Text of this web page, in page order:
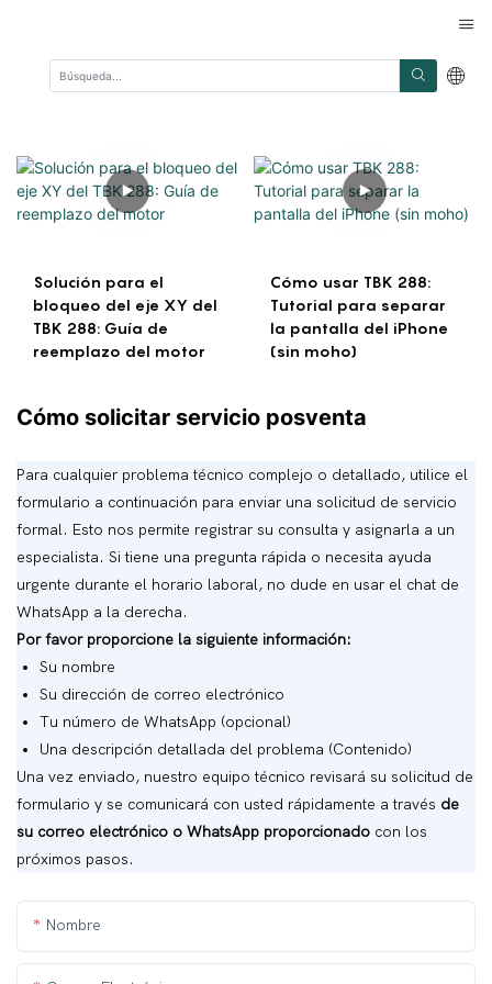
Solución para el
bloqueo del eje XY del
TBK 288: Guía de
reemplazo del motor
Cómo usar TBK 288:
Tutorial para separar
la pantalla del iPhone
(sin moho)
Cómo solicitar servicio posventa
Para cualquier problema técnico complejo o detallado, utilice el
formulario a continuación para enviar una solicitud de servicio
formal. Esto nos permite registrar su consulta y asignarla a un
especialista. Si tiene una pregunta rápida o necesita ayuda
urgente durante el horario laboral, no dude en usar el chat de
WhatsApp a la derecha.
Por favor proporcione la siguiente información:
Su nombre
Su dirección de correo electrónico
Tu número de WhatsApp (opcional)
Una descripción detallada del problema (Contenido)
Una vez enviado, nuestro equipo técnico revisará su solicitud de
formulario y se comunicará con usted rápidamente a través de
su correo electrónico o WhatsApp proporcionado con los
próximos pasos.
Nombre